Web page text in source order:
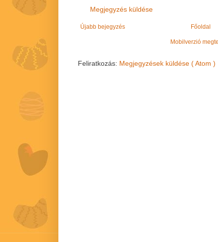
Megjegyzés küldése
Újabb bejegyzés Főoldal
Mobilverzió
Feliratkozás: Megjegyzések küldése ( Atom )